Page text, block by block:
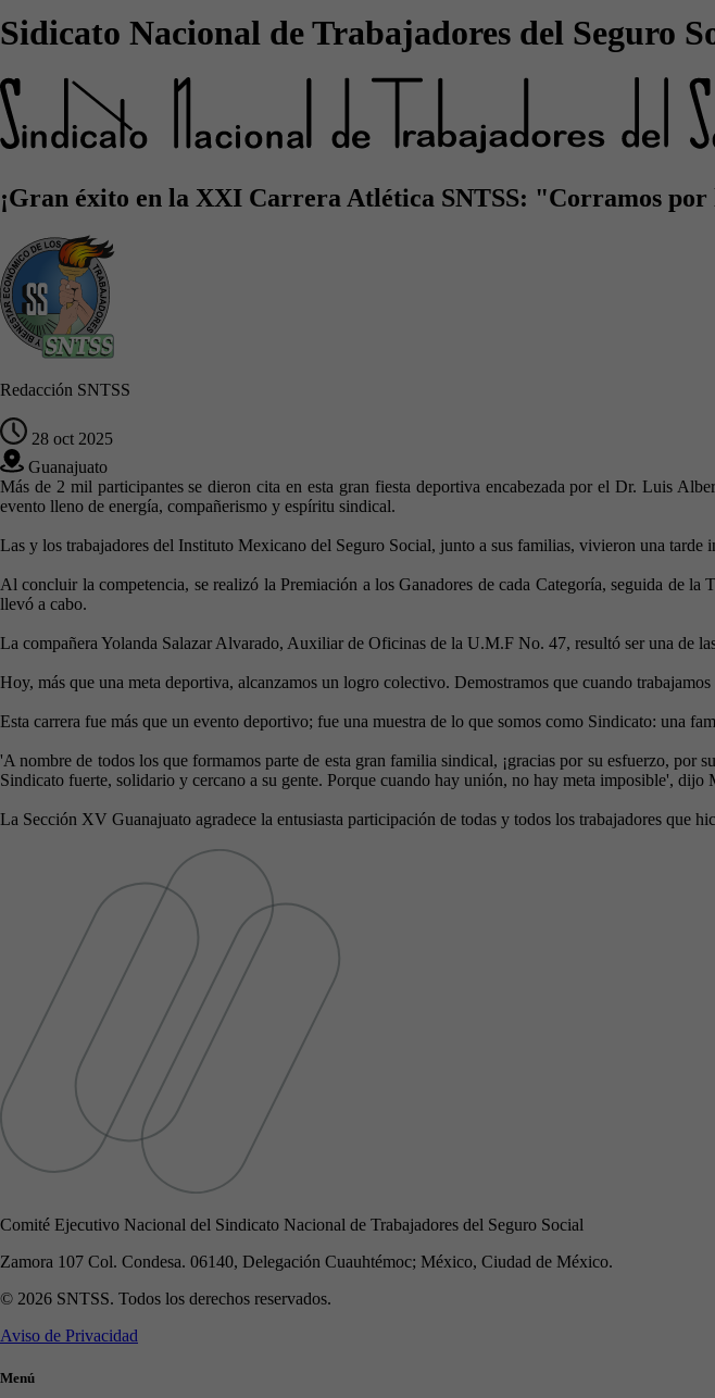
Sidicato Nacional de Trabajadores del Seguro
¡Gran éxito en la XXI Carrera Atlética SNTSS: "Corramos
Redacción SNTSS
28 oct 2025
Guanajuato
Más de 2 mil participantes se dieron cita en esta gran fiesta deportiva encabezada por el Dr. Luis
evento lleno de energía, compañerismo y espíritu sindical.
Las y los trabajadores del Instituto Mexicano del Seguro Social, junto a sus familias, vivieron una
Al concluir la competencia, se realizó la Premiación a los Ganadores de cada Categoría, seguida de
llevó a cabo.
La compañera Yolanda Salazar Alvarado, Auxiliar de Oficinas de la U.M.F No. 47, resultó ser una de
Hoy, más que una meta deportiva, alcanzamos un logro colectivo. Demostramos que cuando
Esta carrera fue más que un evento deportivo; fue una muestra de lo que somos como Sindicato: una
'A nombre de todos los que formamos parte de esta gran familia sindical, ¡gracias por su esfuerzo,
Sindicato fuerte, solidario y cercano a su gente. Porque cuando hay unión, no hay meta imposible', dijo
La Sección XV Guanajuato agradece la entusiasta participación de todas y todos los trabajadores que
Comité Ejecutivo Nacional del Sindicato Nacional de Trabajadores del Seguro Social
Zamora 107 Col. Condesa. 06140, Delegación Cuauhtémoc; México, Ciudad de México.
© 2026 SNTSS. Todos los derechos reservados.
Aviso de Privacidad
Menú